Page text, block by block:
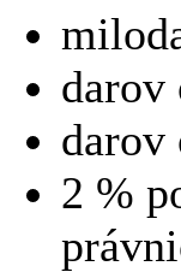
darov
darov
2 %